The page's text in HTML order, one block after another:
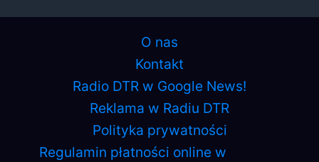
O nas
Kontakt
Radio DTR w Google News!
Reklama w Radiu DTR
Polityka prywatności
Regulamin płatności online w